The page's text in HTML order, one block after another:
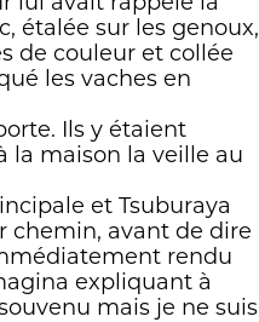
ni document
solidement
est très
plus encore. »
étalée sur les genoux,
de couleur et collée
les vaches en
Ils y étaient
la maison la veille au
et Tsuburaya
chemin, avant de dire
rendu
expliquant à
mais je ne suis